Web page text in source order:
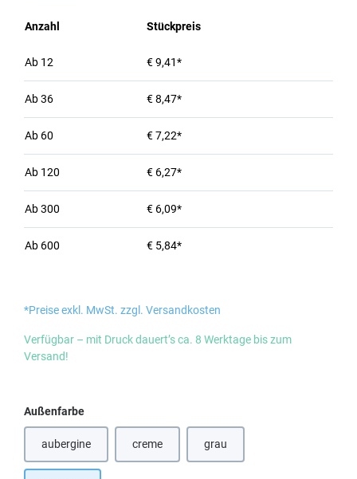
Anzahl Stückpreis
Ab 12 € 9,41*
Ab36 € 8,47*
Ab 60 € 7,22*
Ab 120 € 6,27*
Ab300 € 6,09*
Ab 600 € 5,84*
*Preise exkl. MwSt. zzgl. Versandkosten
Verfügbar – mit Druck dauert’s ca. 8 Werktage bis zum
Versand!
Außenfarbeauswählen
aubergine(Diese Option ist zurzeit nicht verfügbar.)
creme(Diese Option ist zurzeit nicht verfügbar.)
grau(Diese Option ist zurzeit nicht